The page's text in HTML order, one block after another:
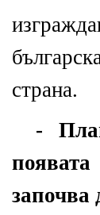
страна.
-
започва